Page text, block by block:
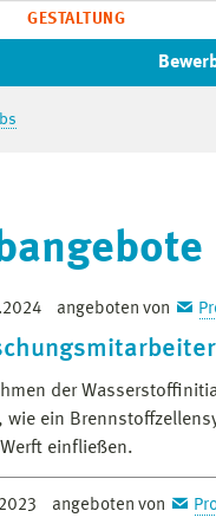
GESTALTUNG
angeboten von
der
wie ein
einfließen.
angeboten von